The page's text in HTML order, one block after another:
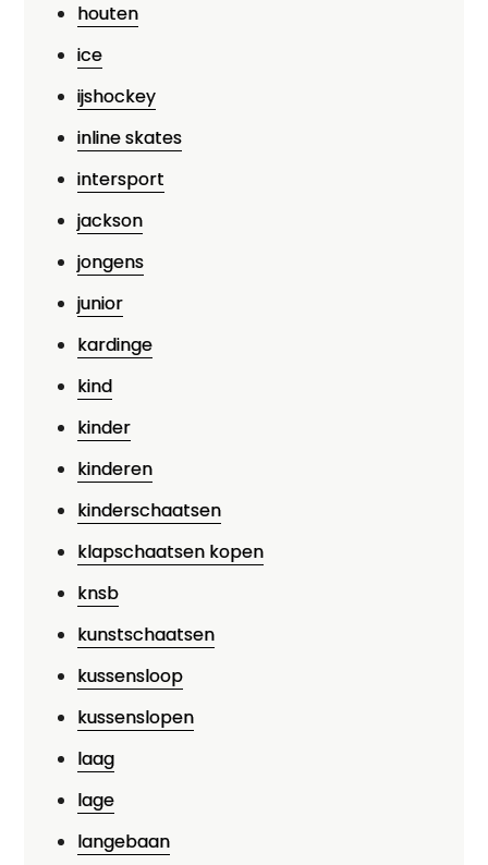
houten
ice
ijshockey
inline skates
intersport
jackson
jongens
junior
kardinge
kind
kinder
kinderen
kinderschaatsen
klapschaatsen kopen
knsb
kunstschaatsen
kussensloop
kussenslopen
laag
lage
langebaan